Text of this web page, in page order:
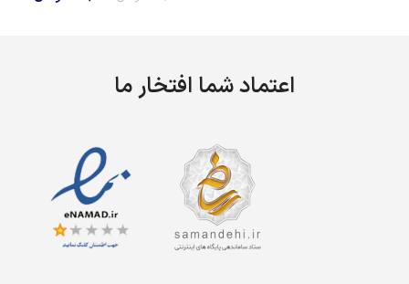
اعتماد شما افتخار ما